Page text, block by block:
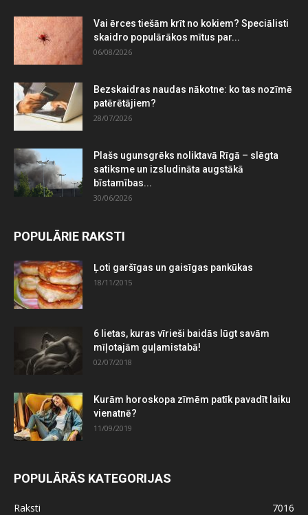
Vai ērces tiešām krīt no kokiem? Speciālisti
skaidro populārākos mītus par...
06/08/2026
Bezskaidras naudas nākotne: ko tas nozīmē
patērētājiem?
28/07/2026
Plašs ugunsgrēks noliktavā Rīgā – slēgta
satiksme un izsludināta augstākā
bīstamības...
30/06/2026
POPULĀRIE RAKSTI
Ļoti garšīgas un gaisīgas pankūkas
18/11/2015
6 lietas, kuras vīrieši baidās lūgt savām
mīļotajām guļamistabā!
02/07/2018
Kurām horoskopa zīmēm patīk pavadīt laiku
vienatnē?
11/09/2019
POPULĀRĀS KATEGORIJAS
Raksti
7016